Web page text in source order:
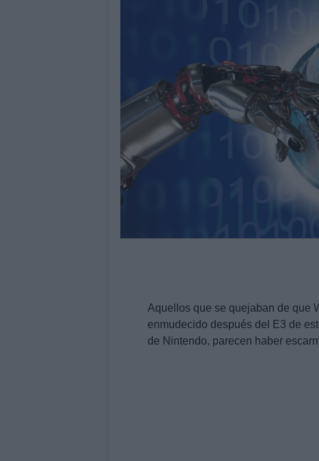
Aquellos que se quejaban de que
enmudecido después del E3 de
de Nintendo, parecen haber